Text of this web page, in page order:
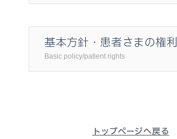
基本方針・患者さまの権利
Basic policy/patient rights
トップページへ戻る